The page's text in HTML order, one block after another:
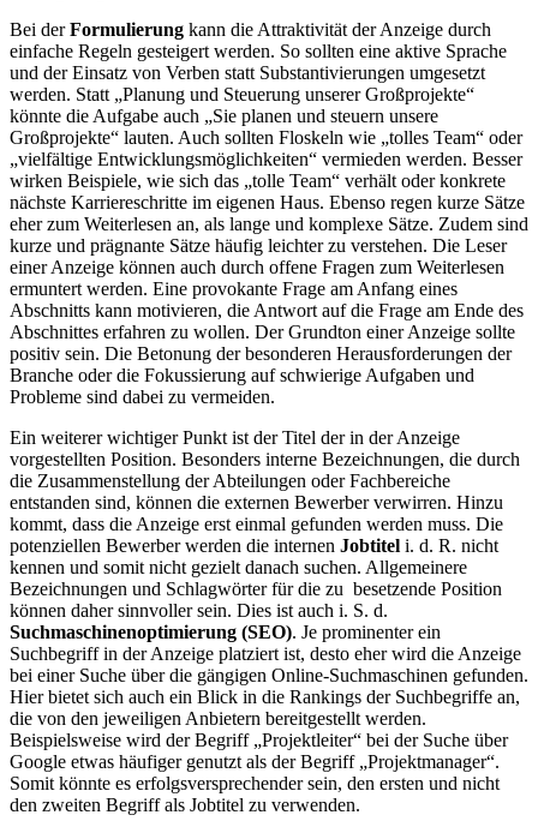
Bei derFormulierung kann die Attraktivität der Anzeige durch
einfache Regeln gesteigert werden. So sollten eine aktive Sprache
und der Einsatz von Verben statt Substantivierungen umgesetzt
werden. Statt „Planung und Steuerung unserer Großprojekte“
könnte die Aufgabe auch „Sie planen und steuern unsere
Großprojekte“ lauten. Auch sollten Floskeln wie „tolles Team“ oder
„vielfältige Entwicklungsmöglichkeiten“ vermieden werden. Besser
wirken Beispiele, wie sich das „tolle Team“ verhält oder konkrete
nächste Karriereschritte im eigenen Haus. Ebenso regen kurze Sätze
eher zum Weiterlesen an, als lange und komplexe Sätze. Zudem sind
kurze und prägnante Sätze häufig leichter zu verstehen. Die Leser
einer Anzeige können auch durch offene Fragen zum Weiterlesen
ermuntert werden. Eine provokante Frage am Anfang eines
Abschnitts kann motivieren, die Antwort auf die Frage am Ende des
Abschnittes erfahren zu wollen. Der Grundton einer Anzeige sollte
positiv sein. Die Betonung der besonderen Herausforderungen der
Branche oder die Fokussierung auf schwierige Aufgaben und
Probleme sind dabei zu vermeiden.
Ein weiterer wichtiger Punkt ist der Titel der in der Anzeige
vorgestellten Position. Besonders interne Bezeichnungen, die durch
die Zusammenstellung der Abteilungen oder Fachbereiche
entstanden sind, können die externen Bewerber verwirren. Hinzu
kommt, dass die Anzeige erst einmal gefunden werden muss. Die
potenziellen Bewerber werden die internen Jobtitel i. d. R. nicht
kennen und somit nicht gezielt danach suchen. Allgemeinere
Bezeichnungen und Schlagwörter für die zu besetzende Position
können daher sinnvoller sein. Dies ist auch i. S. d.
Suchmaschinenoptimierung (SEO). Je prominenter ein
Suchbegriff in der Anzeige platziert ist, desto eher wird die Anzeige
bei einer Suche über die gängigen Online-Suchmaschinen gefunden.
Hier bietet sich auch ein Blick in die Rankings der Suchbegriffe an,
die von den jeweiligen Anbietern bereitgestellt werden.
Beispielsweise wird der Begriff „Projektleiter“ bei der Suche über
Google etwas häufiger genutzt als der Begriff „Projektmanager“.
Somit könnte es erfolgsversprechender sein, den ersten und nicht
den zweiten Begriff als Jobtitel zu verwenden.